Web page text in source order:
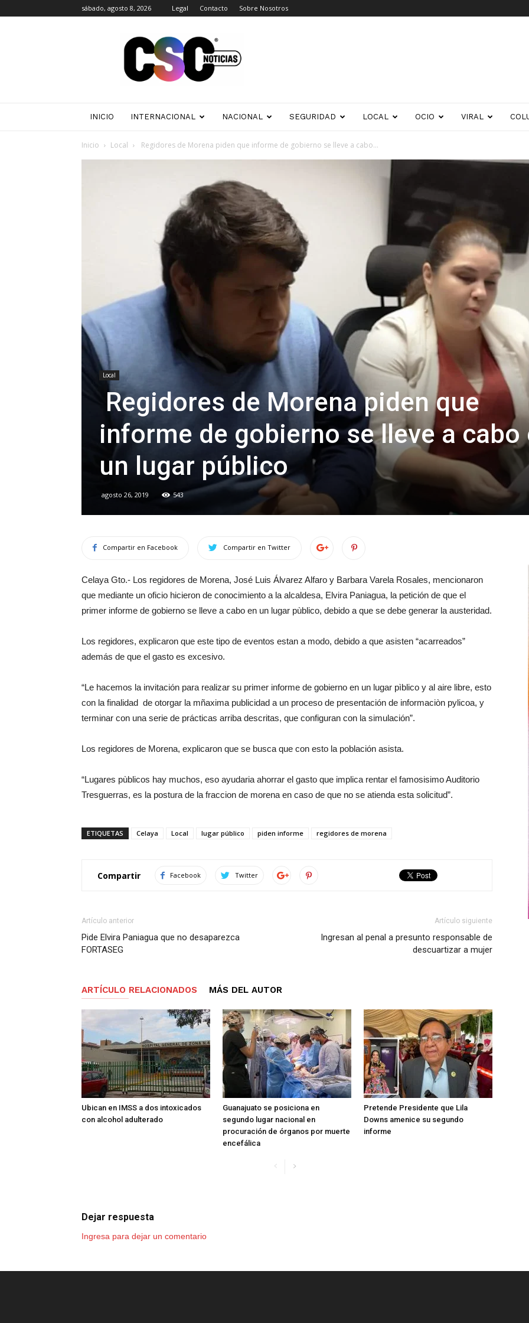
sábado, agosto 8, 2026 Legal Contacto Sobre Nosotros
Noticias
INICIO INTERNACIONAL NACIONAL SEGURIDAD LOCAL OCIO VIRAL
Inicio Local Regidores de Morena piden que informe de gobierno se lleve a cabo...
Local
Regidores de Morena piden que
informe de gobierno se lleve a cabo
un lugar público
agosto 26, 2019 543
Compartir en Facebook Compartir en Twitter
Celaya Gto.- Los regidores de Morena, José Luis Álvarez Alfaro y Barbara Varela Rosales, mencionaron
que mediante un oficio hicieron de conocimiento a la alcaldesa, Elvira Paniagua, la petición de que el
primer informe de gobierno se lleve a cabo en un lugar pùblico, debido a que se debe generar la austeridad.
Los regidores, explicaron que este tipo de eventos estan a modo, debido a que asisten “acarreados”
además de que el gasto es excesivo.
“Le hacemos la invitación para realizar su primer informe de gobierno en un lugar pìblico y al aire libre, esto
con la finalidad de otorgar la mñaxima publicidad a un proceso de presentación de informaciòn pylicoa, y
terminar con una serie de prácticas arriba descritas, que configuran con la simulación”.
Los regidores de Morena, explicaron que se busca que con esto la población asista.
“Lugares pùblicos hay muchos, eso ayudaria ahorrar el gasto que implica rentar el famosisimo Auditorio
Tresguerras, es la postura de la fraccion de morena en caso de que no se atienda esta solicitud”.
ETIQUETAS Celaya Local lugar público piden informe regidores de morena
Compartir Facebook Twitter
Artículo anterior
Pide Elvira Paniagua que no desaparezca
FORTASEG
Artículo siguiente
Ingresan al penal a presunto responsable de
descuartizar a mujer
ARTÍCULO RELACIONADOS MÁS DEL AUTOR
Ubican en IMSS a dos intoxicados
con alcohol adulterado
Guanajuato se posiciona en
segundo lugar nacional en
procuración de órganos por muerte
encefálica
Pretende Presidente que Lila
Downs amenice su segundo
informe
Dejar respuesta
Ingresa para dejar un comentario